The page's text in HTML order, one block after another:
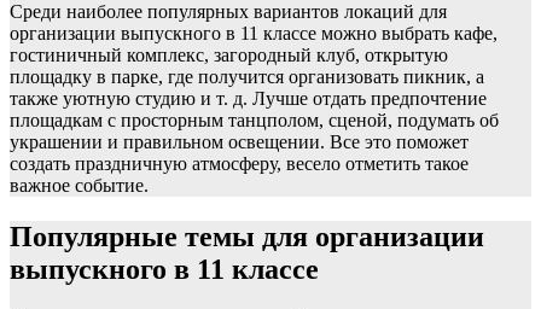
Среди наиболее популярных вариантов локаций для
организации выпускного в 11 классе можно выбрать кафе,
гостиничный комплекс, загородный клуб, открытую
площадку в парке, где получится организовать пикник, а
также уютную студию и т. д. Лучше отдать предпочтение
площадкам с просторным танцполом, сценой, подумать об
украшении и правильном освещении. Все это поможет
создать праздничную атмосферу, весело отметить такое
важное событие.
Популярные темы для организации
выпускного в 11 классе